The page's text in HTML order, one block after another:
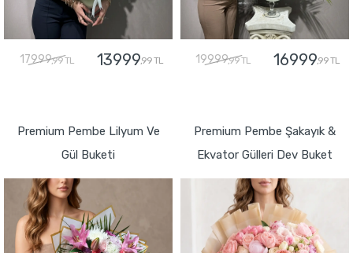
17999,99 TL 13999,99 TL 19999,99 TL 16999,99 TL
Premium Pembe Lilyum Ve
Gül Buketi
Premium Pembe Şakayık &
Ekvator Gülleri Dev Buket